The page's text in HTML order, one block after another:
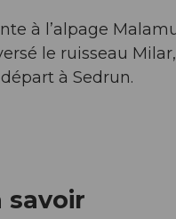
à l’alpage
le ruisseau
à Sedrun.
savoir